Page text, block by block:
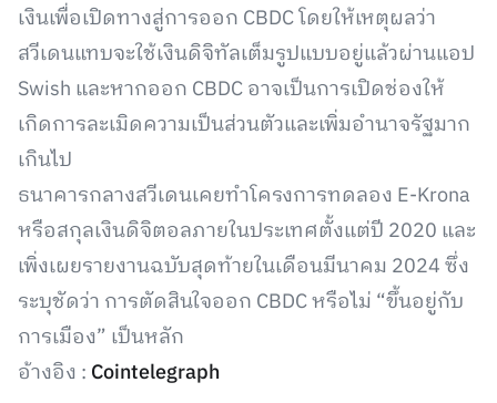
เงินเพื่อเปิดทางสู่การออก CBDC โดยให้เหตุผลว่า
สวีเดนแทบจะใช้เงินดิจิทัลเต็มรูปแบบอยู่แล้วผ่านแอป
Swish และหากออก CBDC อาจเป็นการเปิดช่องให้
เกิดการละเมิดความเป็นส่วนตัวและเพิ่มอำนาจรัฐมาก
เกินไป
ธนาคารกลางสวีเดนเคยทำโครงการทดลอง E-Krona
หรือสกุลเงินดิจิตอลภายในประเทศตั้งแต่ปี 2020 และ
เพิ่งเผยรายงานฉบับสุดท้ายในเดือนมีนาคม 2024 ซึ่ง
ระบุชัดว่า การตัดสินใจออก CBDC หรือไม่ “ขึ้นอยู่กับ
การเมือง” เป็นหลัก
อ้างอิง : Cointelegraph